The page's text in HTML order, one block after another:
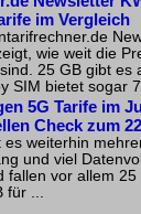
im Vergleich
wie weit die
25 GB gibt es
SIM bietet sogar
5G Tarife im
Check zum
weiterhin
und viel
fallen vor allem
...